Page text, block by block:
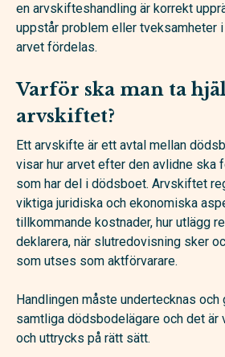
en arvskifteshandling är korrekt
uppstår problem eller tveksamheter
arvet fördelas.
Varför ska man ta
arvskiftet?
Ett arvskifte är ett avtal mellan
visar hur arvet efter den avlidne ska
som har del i dödsboet. Arvskiftet
viktiga juridiska och ekonomiska
tillkommande kostnader, hur utlägg
deklarera, när slutredovisning sker
som utses som aktförvarare.
Handlingen måste undertecknas och
samtliga dödsbodelägare och det
och uttrycks på rätt sätt.